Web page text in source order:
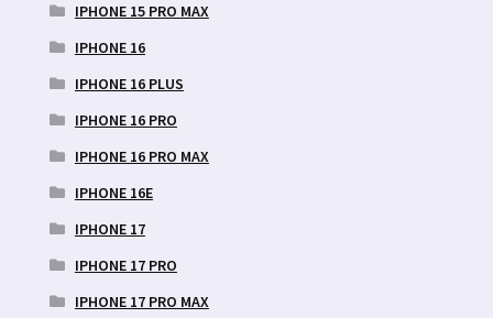
IPHONE 15 PRO MAX
IPHONE 16
IPHONE 16 PLUS
IPHONE 16 PRO
IPHONE 16 PRO MAX
IPHONE 16E
IPHONE 17
IPHONE 17 PRO
IPHONE 17 PRO MAX